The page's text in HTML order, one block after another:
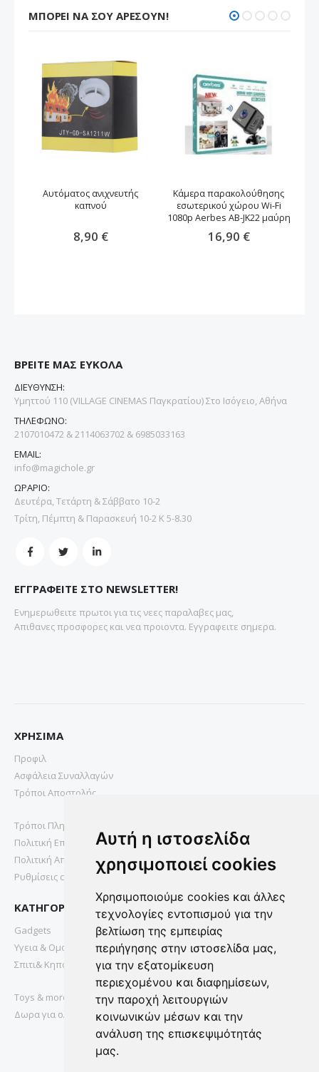
Αυτή η ιστοσελίδα
χρησιμοποιεί cookies
Χρησιμοποιούμε cookies και άλλες
τεχνολογίες εντοπισμού για την
βελτίωση της εμπειρίας
περιήγησης στην ιστοσελίδα μας,
για την εξατομίκευση
περιεχομένου και διαφημίσεων,
την παροχή λειτουργιών
κοινωνικών μέσων και την
ανάλυση της επισκεψιμότητάς
μας.
ΜΠΟΡΕΊ ΝΑ ΣΟΥ ΑΡΈΣΟΥΝ!
Αυτόματος ανιχνευτής
καπνού
8,90 €
Κάμερα παρακολούθησης
εσωτερικού χώρου Wi-Fi
1080p Aerbes AB-JK22 μαύρη
16,90 €
ΒΡΕΙΤΕ ΜΑΣ ΕΥΚΟΛΑ
ΔΙΕΥΘΥΝΣΗ:
Υμηττού 110 (VILLAGE CINEMAS Παγκρατίου) Στο Ισόγειο, Αθήνα
ΤΗΛΕΦΩΝΟ:
2107010472 & 2114063702 & 6985033163
EMAIL:
info@magichole.gr
ΩΡΑΡΙΟ:
Δευτέρα, Τετάρτη & Σάββατο 10-2
Τρίτη, Πέμπτη & Παρασκευή 10-2 Κ 5-8.30
ΕΓΓΡΑΦΕΙΤΕ ΣΤΟ NEWSLETTER!
Ενημερωθειτε πρωτοι για τις νεες παραλαβες μας,
Απιθανες προσφορες και νεα προιοντα. Εγγραφειτε σημερα.
ΧΡΗΣΙΜΑ
Προφιλ
Ασφάλεια Συναλλαγών
Τρόποι Αποστολής
Τρόποι Πληρωμής
Πολιτική Επιστροφών
Πολιτική Απορρήτου
Ρυθμίσεις cookies
ΚΑΤΗΓΟΡΙΕΣ
Gadgets
Υγεια & Ομορφια
Σπιτι& Κηπος
Toys & more
Δωρα για ολους